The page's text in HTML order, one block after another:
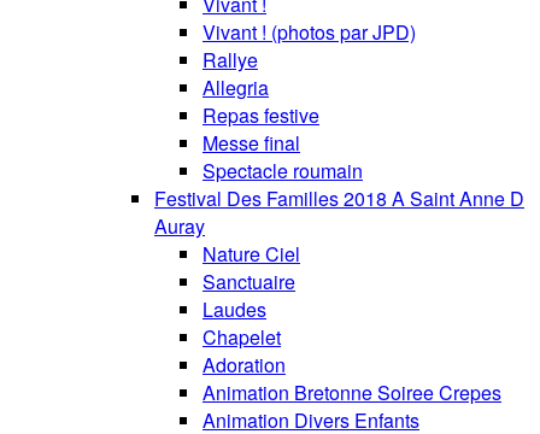
Vivant ! (photos par JPD)
Rallye
Allegria
Repas festive
Messe final
Spectacle roumain
Festival Des Familles 2018 A Saint Anne D
Auray
Nature Ciel
Sanctuaire
Laudes
Chapelet
Adoration
Animation Bretonne Soiree Crepes
Animation Divers Enfants